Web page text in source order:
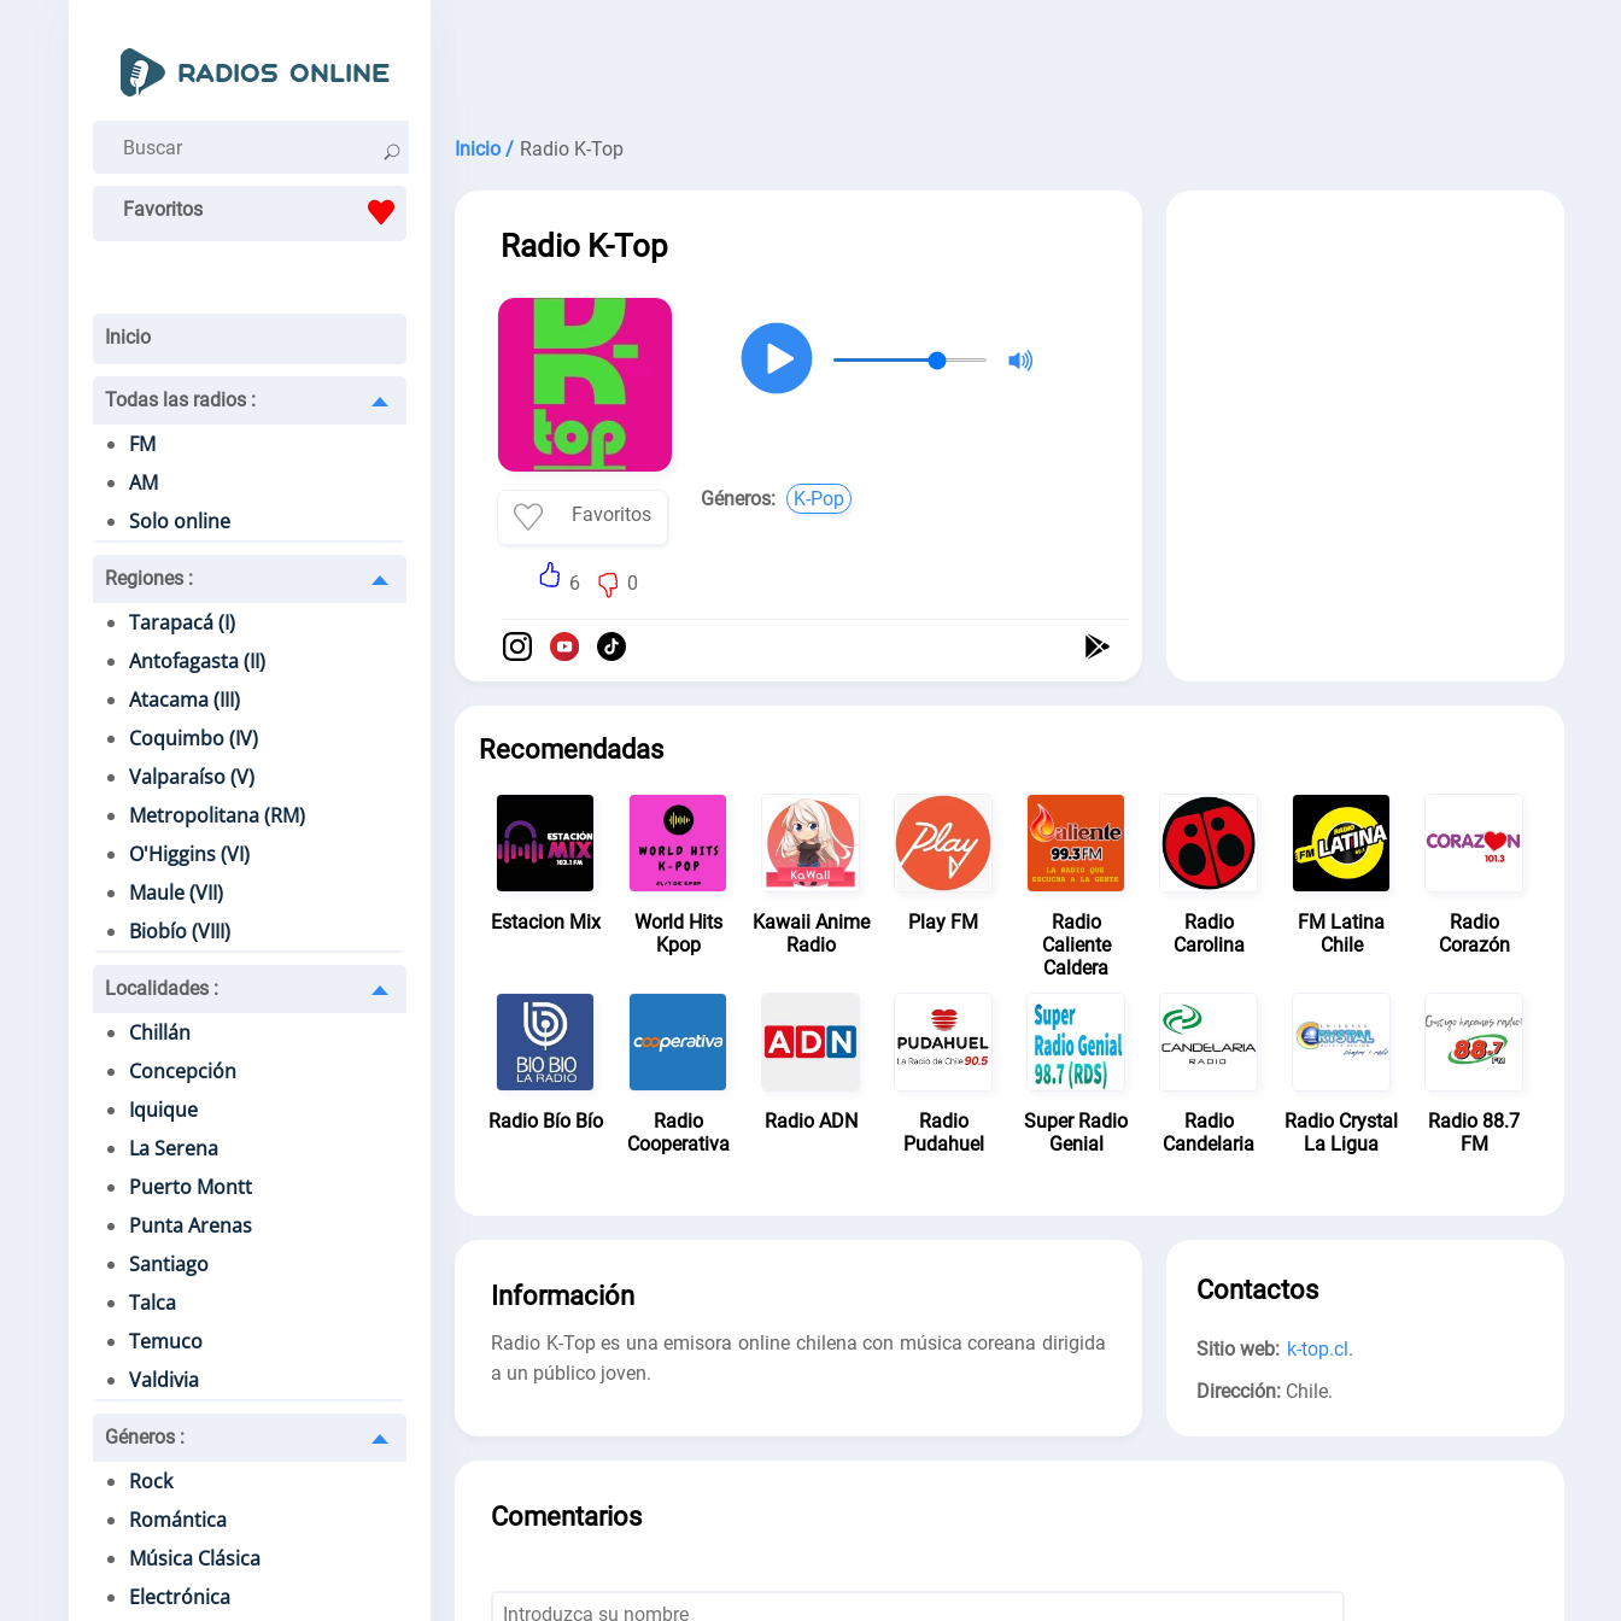
Favoritos
Inicio
Todas las radios :
FM
AM
Solo online
Regiones :
Tarapacá (I)
Antofagasta (II)
Atacama (III)
Coquimbo (IV)
Valparaíso (V)
Metropolitana (RM)
O'Higgins (VI)
Maule (VII)
Biobío (VIII)
Localidades :
Chillán
Concepción
Iquique
La Serena
Puerto Montt
Punta Arenas
Santiago
Talca
Temuco
Valdivia
Géneros :
Rock
Romántica
Música Clásica
Electrónica
Inicio / Radio K-Top
Radio K-Top
Favoritos
6 0
Géneros: K-Pop
Recomendadas
Estacion Mix
World Hits
Kpop
Kawaii Anime
Radio
Play FM
Radio
Caliente
Caldera
Radio
Carolina
FM Latina
Chile
Radio
Corazón
Radio Bío Bío
Radio
Cooperativa
Radio ADN
Radio
Pudahuel
Super Radio
Genial
Radio
Candelaria
Radio Crystal
La Ligua
Radio 88.7
FM
Información
Radio K-Top es una emisora ​​online chilena con música coreana dirigida
a un público joven.
Contactos
Sitio web: k-top.cl.
Dirección: Chile.
Comentarios